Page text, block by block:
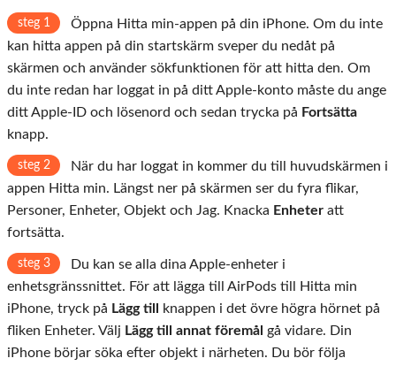
steg 1
Öppna Hitta min-appen på din iPhone. Om du inte
kan hitta appen på din startskärm sveper du nedåt på
skärmen och använder sökfunktionen för att hitta den. Om
du inte redan har loggat in på ditt Apple-konto måste du ange
ditt Apple-ID och lösenord och sedan trycka på Fortsätta
knapp.
steg 2
När du har loggat in kommer du till huvudskärmen i
appen Hitta min. Längst ner på skärmen ser du fyra flikar,
Personer, Enheter, Objekt och Jag. Knacka Enheter att
fortsätta.
steg 3
Du kan se alla dina Apple-enheter i
enhetsgränssnittet. För att lägga till AirPods till Hitta min
iPhone, tryck på Lägg till knappen i det övre högra hörnet på
fliken Enheter. Välj Lägg till annat föremål gå vidare. Din
iPhone börjar söka efter objekt i närheten. Du bör följa